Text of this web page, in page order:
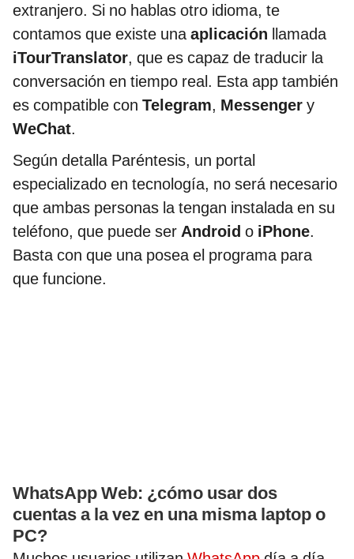
extranjero. Si no hablas otro idioma, te
contamos que existe unaaplicación llamada
iTourTranslator, que es capaz de traducir la
conversación en tiempo real. Esta app también
es compatible con Telegram, Messenger y
WeChat.
Según detalla Paréntesis, un portal
especializado en tecnología, no será necesario
que ambas personas la tengan instalada en su
teléfono, que puede ser Android o iPhone.
Basta con que una posea el programa para
que funcione.
WhatsApp Web: ¿cómo usar dos
cuentas a la vez en una misma laptop o
PC?